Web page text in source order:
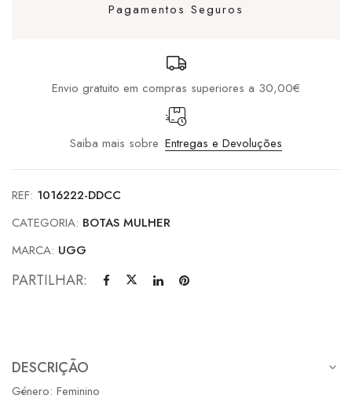
Pagamentos Seguros
Envio gratuito em compras superiores a 30,00€
Saiba mais sobre Entregas e Devoluções
REF: 1016222-DDCC
CATEGORIA: BOTAS MULHER
MARCA: UGG
PARTILHAR:
DESCRIÇÃO
Género: Feminino